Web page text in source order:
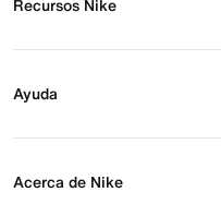
Recursos Nike
Regístrate para recibir correos
Ayuda
Preguntas frecuentes
Acerca de Nike